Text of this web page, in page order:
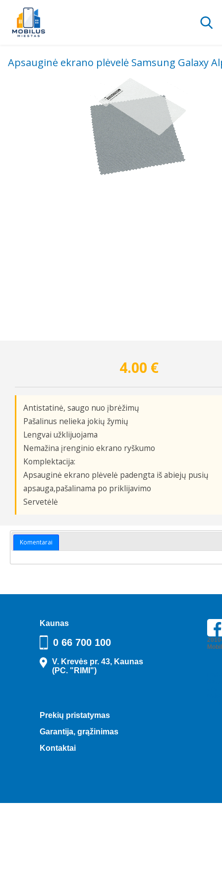
Apsauginė ekrano plėvelė Samsung Galaxy
4.00 €
Antistatinė, saugo nuo įbrėžimų
Pašalinus nelieka jokių žymių
Lengvai užklijuojama
Nemažina įrenginio ekrano ryškumo
Komplektacija:
Apsauginė ekrano plėvelė padengta iš abiejų pusių
apsauga,pašalinama po priklijavimo
Servetėlė
Komentarai
Prekių pristatymas
Garantija, grąžinimas
Kontaktai
Kaunas
0 66 700 100
V. Krevės pr. 43, Kaunas
(PC. "RIMI")